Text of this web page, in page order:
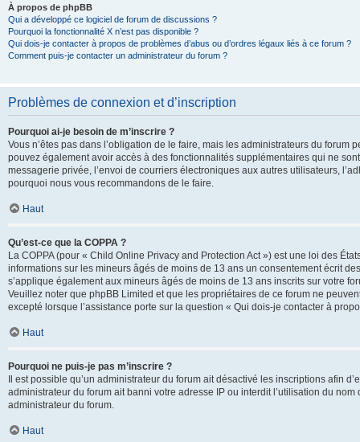
À propos de phpBB
Qui a développé ce logiciel de forum de discussions ?
Pourquoi la fonctionnalité X n’est pas disponible ?
Qui dois-je contacter à propos de problèmes d’abus ou d’ordres légaux liés à ce forum ?
Comment puis-je contacter un administrateur du forum ?
Problèmes de connexion et d’inscription
Pourquoi ai-je besoin de m’inscrire ?
Vous n’êtes pas dans l’obligation de le faire, mais les administrateurs du
pouvez également avoir accès à des fonctionnalités supplémentaires qui ne
messagerie privée, l’envoi de courriers électroniques aux autres utilisateurs,
pourquoi nous vous recommandons de le faire.
Haut
Qu’est-ce que la COPPA ?
La COPPA (pour « Child Online Privacy and Protection Act ») est une loi des
informations sur les mineurs âgés de moins de 13 ans un consentement écrit
s’applique également aux mineurs âgés de moins de 13 ans inscrits sur votre
Veuillez noter que phpBB Limited et que les propriétaires de ce forum ne
excepté lorsque l’assistance porte sur la question « Qui dois-je contacter à
Haut
Pourquoi ne puis-je pas m’inscrire ?
Il est possible qu’un administrateur du forum ait désactivé les inscriptions afin
administrateur du forum ait banni votre adresse IP ou interdit l’utilisation du
administrateur du forum.
Haut